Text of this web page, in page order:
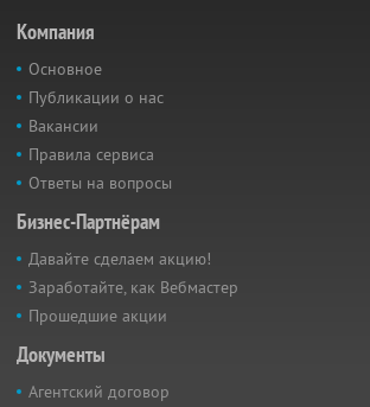
Компания
Основное
Публикации о нас
Вакансии
Правила сервиса
Ответы на вопросы
Бизнес-Партнёрам
Давайте сделаем акцию!
Заработайте, как Вебмастер
Прошедшие акции
Документы
Агентский договор